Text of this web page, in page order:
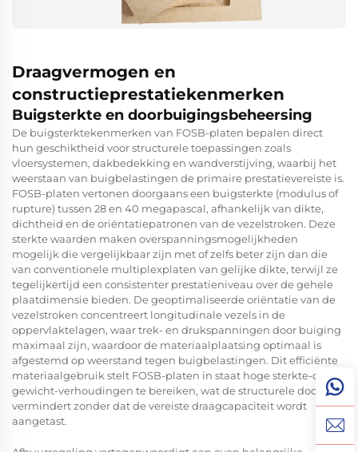
Draagvermogen en
constructieprestatiekenmerken
Buigsterkte en doorbuigingsbeheersing
De buigsterktekenmerken van FOSB-platen bepalen direct
hun geschiktheid voor structurele toepassingen zoals
vloersystemen, dakbedekking en wandverstijving, waarbij het
weerstaan van buigbelastingen de primaire prestatievereiste is.
FOSB-platen vertonen doorgaans een buigsterkte (modulus of
rupture) tussen 28 en 40 megapascal, afhankelijk van dikte,
dichtheid en de oriëntatiepatronen van de vezelstroken. Deze
sterkte waarden maken overspanningsmogelijkheden
mogelijk die vergelijkbaar zijn met of zelfs beter zijn dan die
van conventionele multiplexplaten van gelijke dikte, terwijl ze
tegelijkertijd een consistenter prestatieniveau over de gehele
plaatdimensie bieden. De geoptimaliseerde oriëntatie van de
vezelstroken concentreert longitudinale vezels in de
oppervlaktelagen, waar trek- en drukspanningen door buiging
maximaal zijn, waardoor de materiaalplaatsing optimaal is
afgestemd op weerstand tegen buigbelastingen. Dit efficiënte
materiaalgebruik stelt FOSB-platen in staat hoge sterkte-op-
gewicht-verhoudingen te bereiken, wat de structurele dode last
vermindert zonder dat de vereiste draagcapaciteit wordt
aangetast.